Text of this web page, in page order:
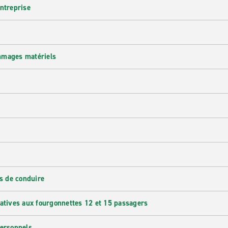
matériels
de conduire
aux fourgonnettes 12 et 15 passagers